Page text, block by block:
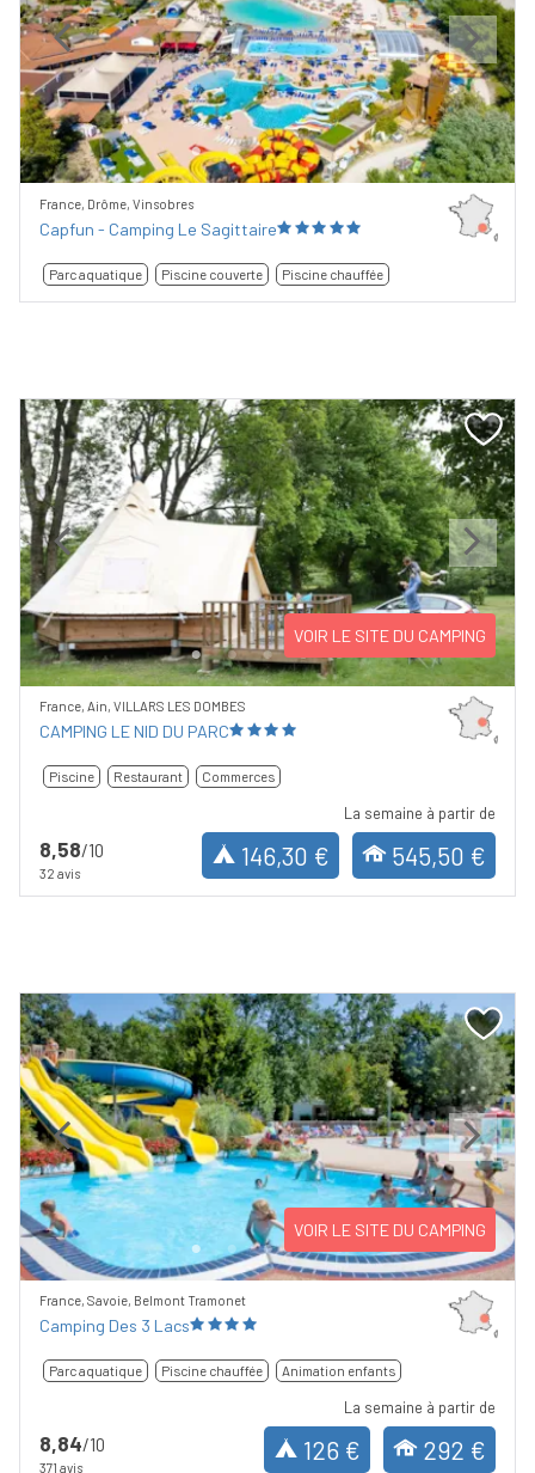
Previous Next
France, Drôme, Vinsobres
Capfun - Camping Le Sagittaire
Parc aquatique Piscine couverte Piscine chauffée
Previous Next
VOIR LE SITE DU CAMPING
France, Ain, VILLARS LES DOMBES
CAMPING LE NID DU PARC
Piscine Restaurant Commerces
8,58/10
32 avis
La semaine à partir de
146,30 € 545,50 €
Previous Next
VOIR LE SITE DU CAMPING
France, Savoie, Belmont Tramonet
Camping Des 3 Lacs
Parc aquatique Piscine chauffée Animation enfants
8,84/10
371 avis
La semaine à partir de
126 € 292 €